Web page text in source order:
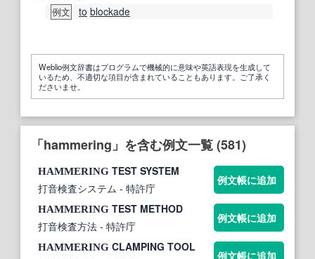
例文 to blockade
Weblio例文辞書はプログラムで機械的に意味や英語表現を生成して
いるため、不適切な項目が含まれていることもあります。ご了承く
ださいませ。
「hammering」を含む例文一覧 (581)
HAMMERING TEST SYSTEM
打音検査システム - 特許庁
例文帳に追加
HAMMERING TEST METHOD
打音検査方法 - 特許庁
例文帳に追加
HAMMERING CLAMPING TOOL
例文帳に追加